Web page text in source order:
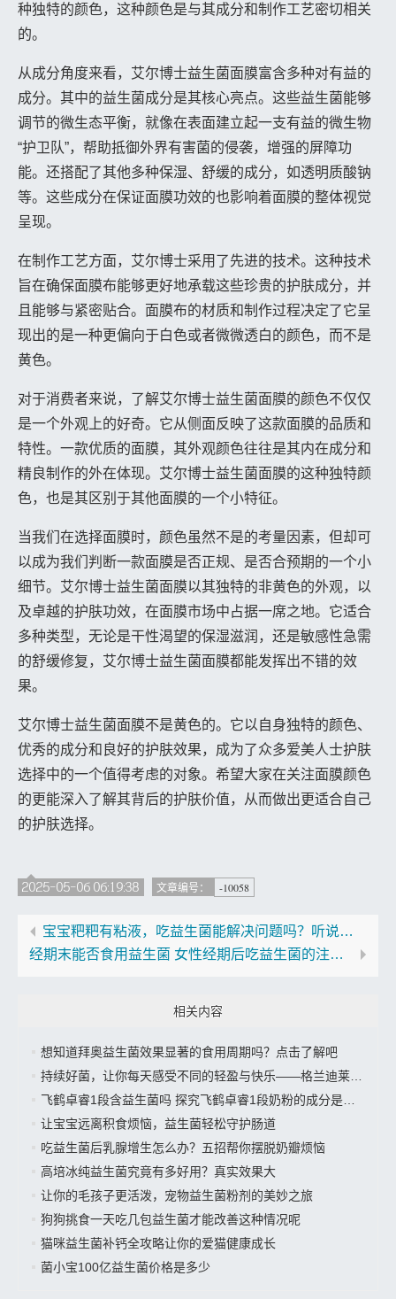
种独特的颜色，这种颜色是与其成分和制作工艺密切相关
的。
从成分角度来看，艾尔博士益生菌面膜富含多种对有益的
成分。其中的益生菌成分是其核心亮点。这些益生菌能够
调节的微生态平衡，就像在表面建立起一支有益的微生物
“护卫队”，帮助抵御外界有害菌的侵袭，增强的屏障功
能。还搭配了其他多种保湿、舒缓的成分，如透明质酸钠
等。这些成分在保证面膜功效的也影响着面膜的整体视觉
呈现。
在制作工艺方面，艾尔博士采用了先进的技术。这种技术
旨在确保面膜布能够更好地承载这些珍贵的护肤成分，并
且能够与紧密贴合。面膜布的材质和制作过程决定了它呈
现出的是一种更偏向于白色或者微微透白的颜色，而不是
黄色。
对于消费者来说，了解艾尔博士益生菌面膜的颜色不仅仅
是一个外观上的好奇。它从侧面反映了这款面膜的品质和
特性。一款优质的面膜，其外观颜色往往是其内在成分和
精良制作的外在体现。艾尔博士益生菌面膜的这种独特颜
色，也是其区别于其他面膜的一个小特征。
当我们在选择面膜时，颜色虽然不是的考量因素，但却可
以成为我们判断一款面膜是否正规、是否合预期的一个小
细节。艾尔博士益生菌面膜以其独特的非黄色的外观，以
及卓越的护肤功效，在面膜市场中占据一席之地。它适合
多种类型，无论是干性渴望的保湿滋润，还是敏感性急需
的舒缓修复，艾尔博士益生菌面膜都能发挥出不错的效
果。
艾尔博士益生菌面膜不是黄色的。它以自身独特的颜色、
优秀的成分和良好的护肤效果，成为了众多爱美人士护肤
选择中的一个值得考虑的对象。希望大家在关注面膜颜色
的更能深入了解其背后的护肤价值，从而做出更适合自己
的护肤选择。
2025-05-06 06:19:38 文章编号： -10058
宝宝粑粑有粘液，吃益生菌能解决问题吗？听说效果超乎想象
经期末能否食用益生菌 女性经期后吃益生菌的注意事项
相关内容
想知道拜奥益生菌效果显著的食用周期吗？点击了解吧
持续好菌，让你每天感受不同的轻盈与快乐——格兰迪莱益生菌来袭”
飞鹤卓睿1段含益生菌吗 探究飞鹤卓睿1段奶粉的成分是否有益生菌
让宝宝远离积食烦恼，益生菌轻松守护肠道
吃益生菌后乳腺增生怎么办？五招帮你摆脱奶瓣烦恼
高培冰纯益生菌究竟有多好用？真实效果大
让你的毛孩子更活泼，宠物益生菌粉剂的美妙之旅
狗狗挑食一天吃几包益生菌才能改善这种情况呢
猫咪益生菌补钙全攻略让你的爱猫健康成长
菌小宝100亿益生菌价格是多少